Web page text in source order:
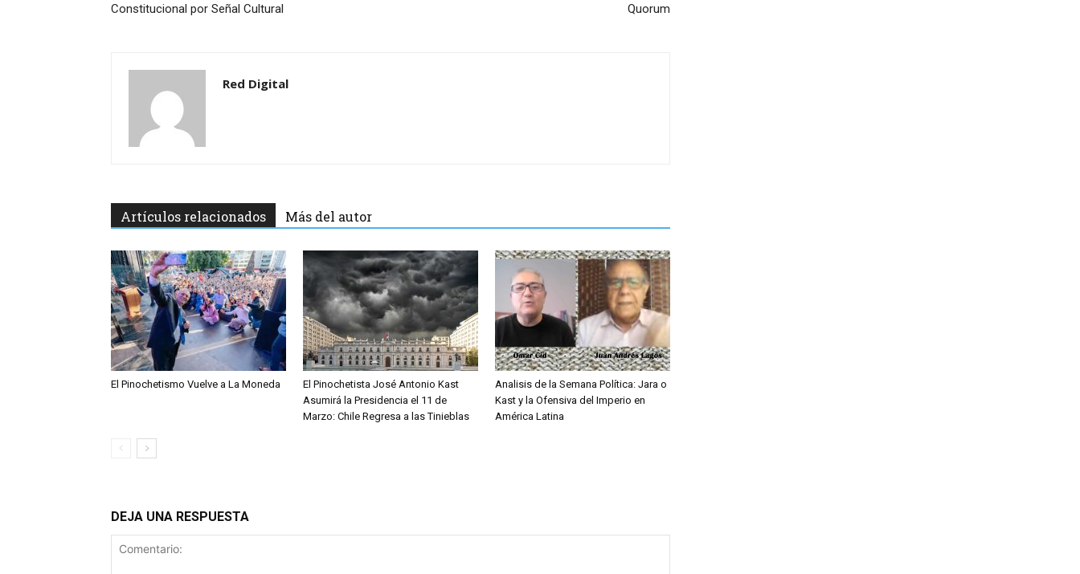
Constitucional por Señal Cultural
Quorum
Red Digital
Artículos relacionados Más del autor
El Pinochetismo Vuelve a La Moneda
El Pinochetista José Antonio Kast
Asumirá la Presidencia el 11 de
Marzo: Chile Regresa a las Tinieblas
Analisis de la Semana Política: Jara o
Kast y la Ofensiva del Imperio en
América Latina
DEJA UNA RESPUESTA